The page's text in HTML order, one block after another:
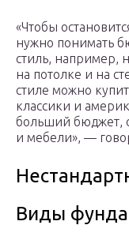
«Чтобы
нужно понимать
стиль, например,
на потолке и на
стиле можно
классики и
больший бюджет,
и мебели», —
Виды